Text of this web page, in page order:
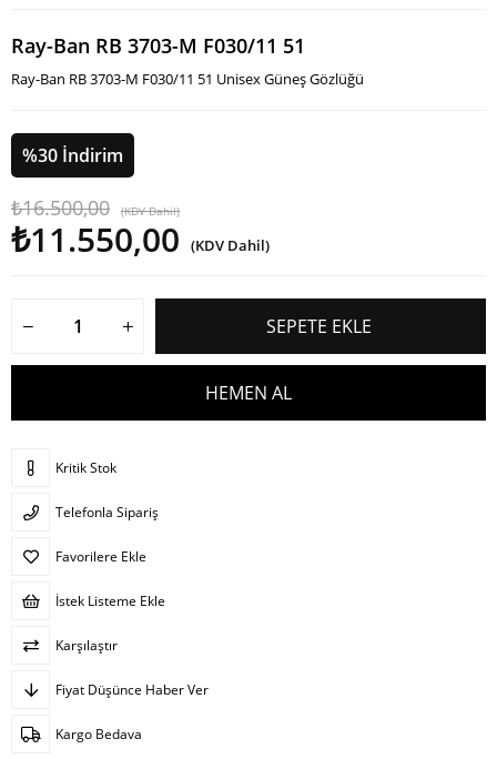
Ray-Ban RB 3703-M F030/11 51
Ray-Ban RB 3703-M F030/11 51 Unisex Güneş Gözlüğü
%30 İndirim
₺16.500,00 (KDV Dahil)
₺11.550,00 (KDV Dahil)
Kritik Stok
Telefonla Sipariş
Favorilere Ekle
İstek Listeme Ekle
Karşılaştır
Fiyat Düşünce Haber Ver
Kargo Bedava